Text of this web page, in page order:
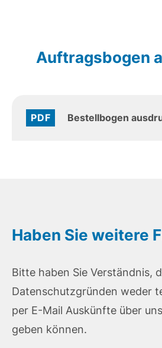
Auftragsbogen
PDF Bestellbogen
Haben Sie weitere
Bitte haben Sie Verständnis,
Datenschutzgründen weder
per E-Mail Auskünfte über
geben können.